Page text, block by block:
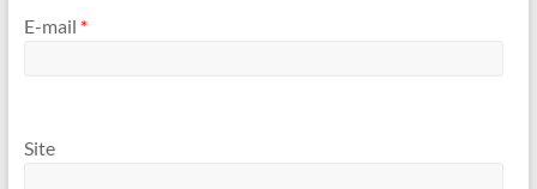
E-mail *
Site